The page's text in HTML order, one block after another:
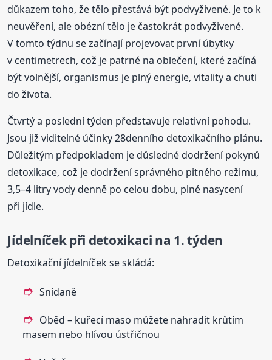
důkazem toho, že tělo přestává být podvyživené. Je to k
neuvěření, ale obézní tělo je častokrát podvyživené.
V tomto týdnu se začínají projevovat první úbytky
v centimetrech, což je patrné na oblečení, které začíná
být volnější, organismus je plný energie, vitality a chuti
do života.
Čtvrtý a poslední týden představuje relativní pohodu.
Jsou již viditelné účinky 28denního detoxikačního plánu.
Důležitým předpokladem je důsledné dodržení pokynů
detoxikace, což je dodržení správného pitného režimu,
3,5–4 litry vody denně po celou dobu, plné nasycení
při jídle.
Jídelníček při detoxikaci na 1. týden
Detoxikační jídelníček se skládá:
Snídaně
Oběd – kuřecí maso můžete nahradit krůtím
masem nebo hlívou ústřičnou